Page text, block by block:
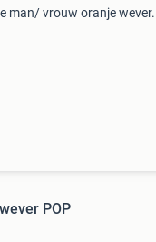
man/ vrouw oranje wever.
POP